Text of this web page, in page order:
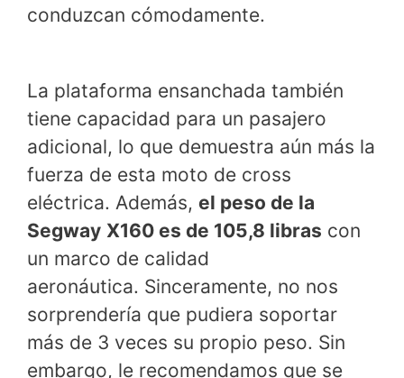
conduzcan cómodamente.
La plataforma ensanchada también
tiene capacidad para un pasajero
adicional, lo que demuestra aún más la
fuerza de esta moto de cross
eléctrica. Además, el peso de la
Segway X160 es de 105,8 libras con
un marco de calidad
aeronáutica. Sinceramente, no nos
sorprendería que pudiera soportar
más de 3 veces su propio peso. Sin
embargo, le recomendamos que se